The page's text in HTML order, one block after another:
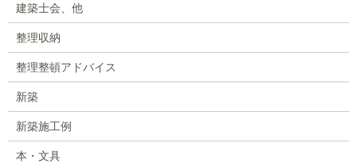
建築士会、他
整理収納
整理整頓アドバイス
新築
新築施工例
本・文具